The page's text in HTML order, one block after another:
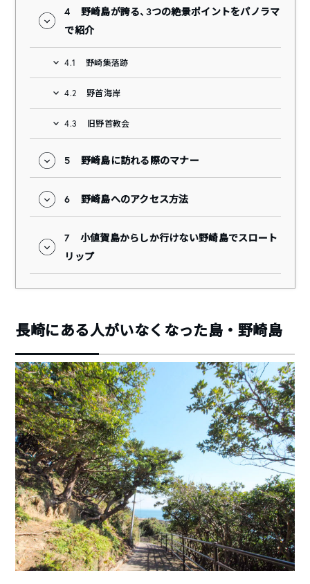
4
野崎島が誇る、3つの絶景ポイントをパノラマ
で紹介
4.1 野崎集落跡
4.2 野首海岸
4.3 旧野首教会
5 野崎島に訪れる際のマナー
6 野崎島へのアクセス方法
7
小値賀島からしか行けない野崎島でスロート
リップ
長崎にある人がいなくなった島・野崎島